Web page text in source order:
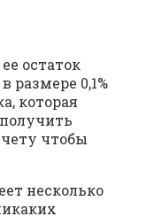
остаток
размере 0,1%
которая
чтобы
несколько